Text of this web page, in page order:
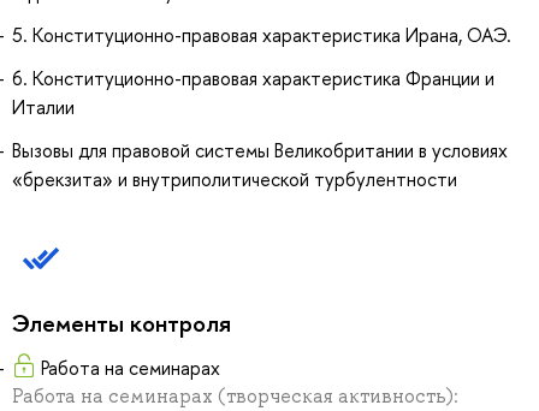
5. Конституционно-правовая характеристика Ирана, ОАЭ.
6. Конституционно-правовая характеристика Франции и
Италии
Вызовы для правовой системы Великобритании в условиях
«брекзита» и внутриполитической турбулентности
Элементы контроля
Работа на семинарах
Работа на семинарах (творческая активность):